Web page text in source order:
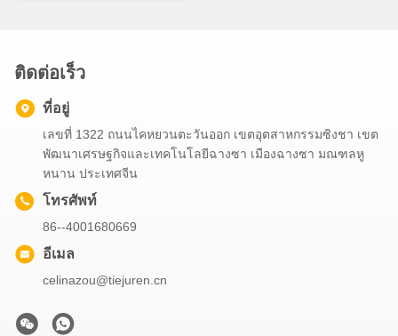
ติดต่อเร็ว
ที่อยู่
เลขที่ 1322 ถนนไคหยวนตะวันออก เขตอุตสาหกรรมซิงชา เขต
พัฒนาเศรษฐกิจและเทคโนโลยีฉางซา เมืองฉางซา มณฑลหู
หนาน ประเทศจีน
โทรศัพท์
86--4001680669
อีเมล
celinazou@tiejuren.cn